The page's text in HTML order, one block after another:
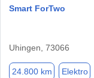
Smart ForTwo
Uhingen, 73066
24.800 km Elektro